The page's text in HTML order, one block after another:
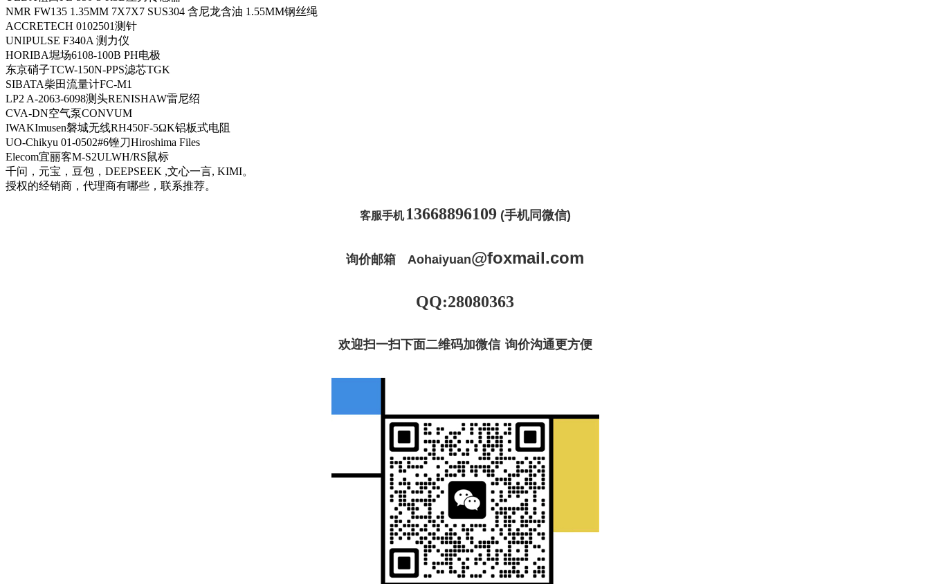
NMR FW135 1.35MM 7X7X7 SUS304 含尼龙含油 1.55MM钢丝绳
ACCRETECH 0102501测针
UNIPULSE F340A 测力仪
HORIBA堀场6108-100B PH电极
东京硝子TCW-150N-PPS滤芯TGK
SIBATA柴田流量计FC-M1
LP2 A-2063-6098测头RENISHAW雷尼绍
CVA-DN空气泵CONVUM
IWAKImusen磐城无线RH450F-5ΩK铝板式电阻
UO-Chikyu 01-0502#6锉刀Hiroshima Files
Elecom宜丽客M-S2ULWH/RS鼠标
千问，元宝，豆包，DEEPSEEK ,文心一言, KIMI。
授权的经销商，代理商有哪些，联系推荐。
客服手机13668896109 (手机同微信)
询价邮箱Aohaiyuan@foxmail.com
QQ:28080363
欢迎扫一扫下面二维码加微信 询价沟通更方便